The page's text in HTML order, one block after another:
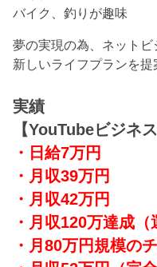
バイク、釣りが趣味
夢の実現の為、ネットビ
新しいライフプランを提
実績
【YouTubeビジネス
・日給7万円
・月収39万円
・月収42万円
・月収120万達成
・月80万円規模の